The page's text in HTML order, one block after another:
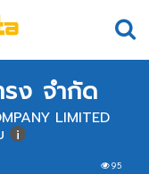
ง จำกัด
LIMITED
95